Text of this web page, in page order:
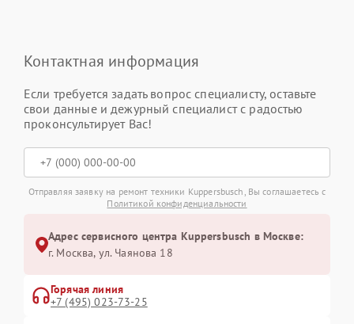
Контактная информация
Если требуется задать вопрос специалисту, оставьте
свои данные и дежурный специалист с радостью
проконсультирует Вас!
Отправляя заявку на ремонт техники Kuppersbusch, Вы соглашаетесь с
Политикой конфиденциальности
Адрес сервисного центра Kuppersbusch в Москве:
г. Москва, ул. Чаянова 18
Горячая линия
+7 (495) 023-73-25